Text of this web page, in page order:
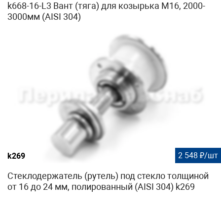
k668-16-L3 Вант (тяга) для козырька М16, 2000-
3000мм (AISI 304)
k269 2 548 ₽/шт
Стеклодержатель (рутель) под стекло толщиной
от 16 до 24 мм, полированный (AISI 304) k269